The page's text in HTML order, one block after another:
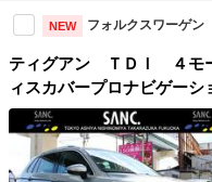
NEW フォルクスワーゲン
ティグアン ＴＤＩ ４
ィスカバープロナビゲー
ィスプレイ ３６０°カ
テールゲート 前後シート
ドオート